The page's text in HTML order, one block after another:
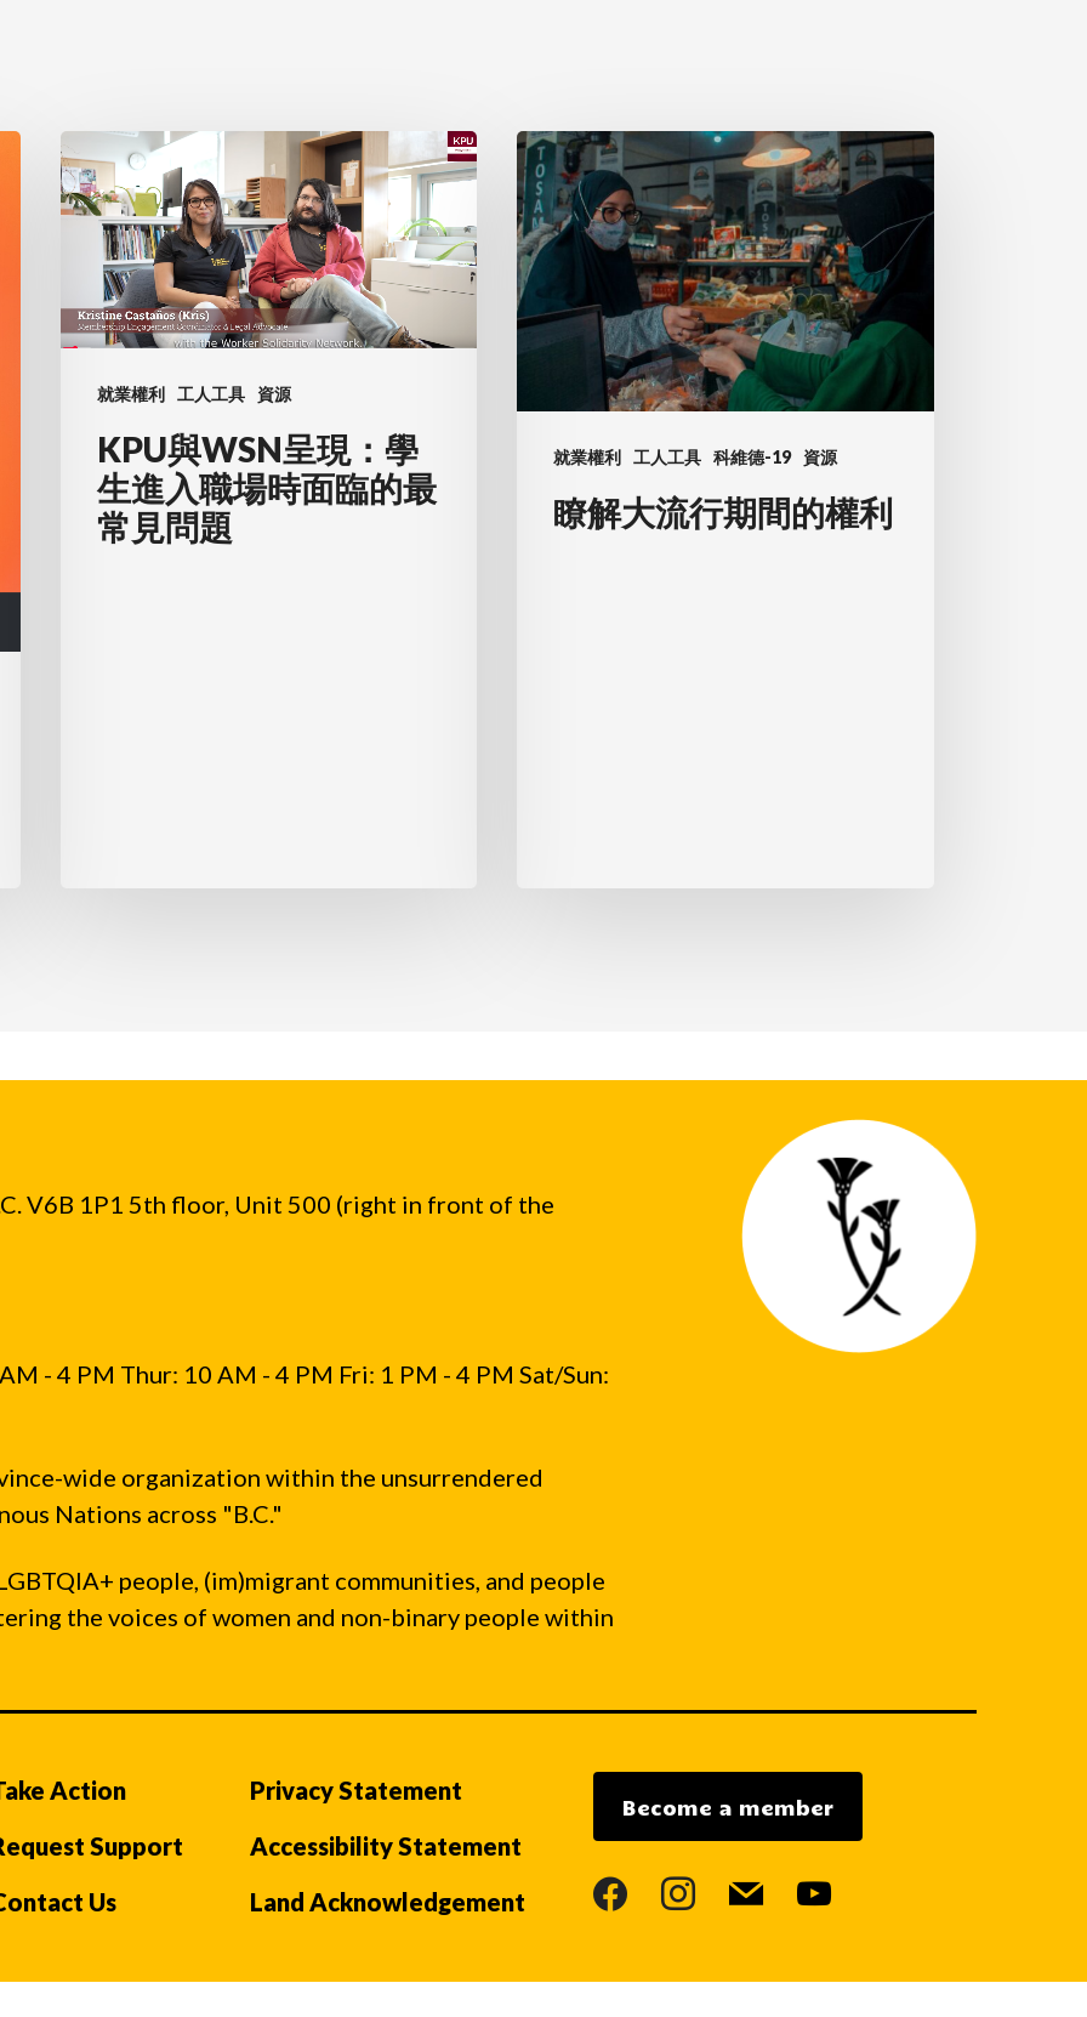
就業權利 工人工具 資源
KPU
與
WSN
現：
學
KPU與WSN呈現：學
生進入職場時面臨的最
常見問題
就業權利 工人工具 科維德-19 資源
瞭
解
大
流
行
期
瞭解大流行期間的權利
V6B 1P1 5th floor, Unit 500 (right in front of the
- 4 PM Thur: 10 AM - 4 PM Fri: 1 PM - 4 PM Sat/Sun:
wide organization within the unsurrendered
Nations across "B.C."
people, (im)migrant communities, and people
the voices of women and non-binary people within
Action
Support
Us
Privacy Statement
Accessibility Statement
Land Acknowledgement
Become a member
facebookinstagram
mail youtube